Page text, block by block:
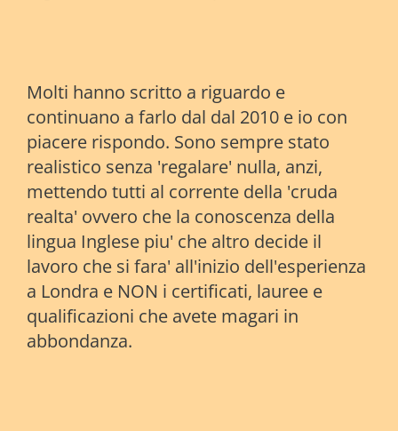
Molti hanno scritto a riguardo e
continuano a farlo dal dal 2010 e io con
piacere rispondo. Sono sempre stato
realistico senza 'regalare' nulla, anzi,
mettendo tutti al corrente della 'cruda
realta' ovvero che la conoscenza della
lingua Inglese piu' che altro decide il
lavoro che si fara' all'inizio dell'esperienza
a Londra e NON i certificati, lauree e
qualificazioni che avete magari in
abbondanza.